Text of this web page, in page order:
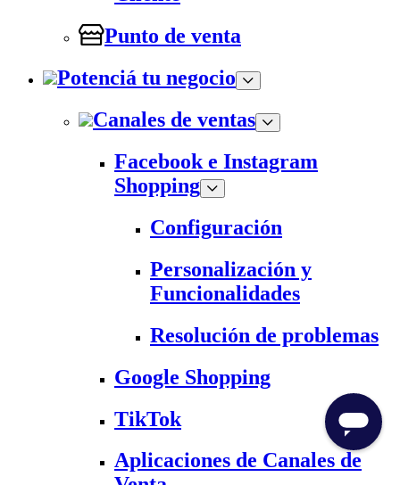
Punto de venta
Potenciá tu negocio
Canales de ventas
Facebook e Instagram
Shopping
Configuración
Personalización y
Funcionalidades
Resolución de problemas
Google Shopping
TikTok
Aplicaciones de Canales de